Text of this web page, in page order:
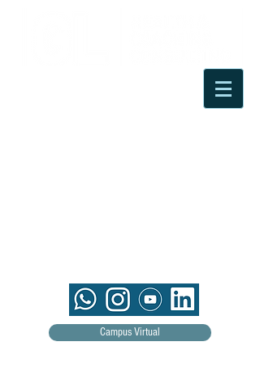
Campus Virtual